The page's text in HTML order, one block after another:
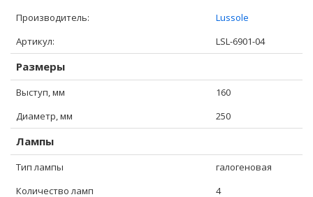
Производитель:
Lussole
Артикул:
LSL-6901-04
Размеры
Выступ, мм
160
Диаметр, мм
250
Лампы
Тип лампы
галогеновая
Количество ламп
4